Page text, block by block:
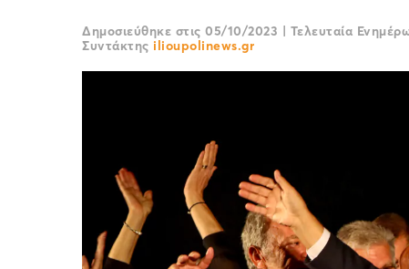
Δημοσιεύθηκε στις 05/10/2023 | Τελευταία
Συντάκτης ilioupolinews.gr